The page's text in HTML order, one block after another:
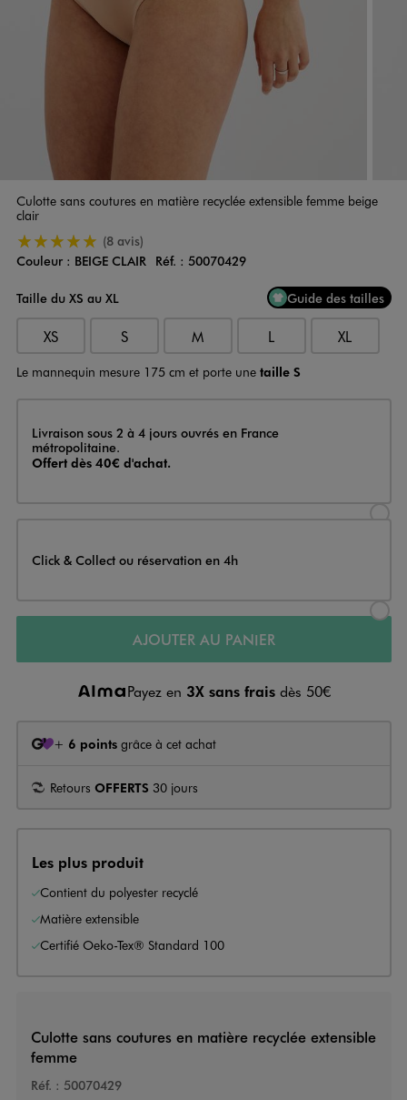
Culotte sans coutures en matière recyclée extensible femme beige
clair
5/5 de moyenne(8 avis)
Couleur
Couleur : BEIGE CLAIR Réf. : 50070429
Taille du XS au XL
Guide des tailles
XS S M L XL
Le mannequin mesure 175 cm et porte une taille S
Livraison
Livraison sous 2 à 4 jours ouvrés en France
métropolitaine.
Offert dès 40€ d'achat.
Click & Collect ou réservation en 4h
AJOUTER AU PANIER
Payez en 3X sans frais dès 50€
+ 6 points grâce à cet achat
Retours OFFERTS 30 jours
Les plus produit
Contient du polyester recyclé
Matière extensible
Certifié Oeko-Tex® Standard 100
Culotte sans coutures en matière recyclée extensible
femme
Réf. : 50070429